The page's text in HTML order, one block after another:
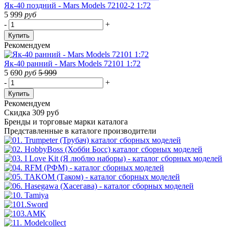
Як-40 поздний - Mars Models 72102-2 1:72
5 999 руб
-
+
Купить
Рекомендуем
Як-40 ранний - Mars Models 72101 1:72
5 690 руб 5 999
-
+
Купить
Рекомендуем
Скидка 309 руб
Бренды и торговые марки каталога
Представленные в каталоге производители